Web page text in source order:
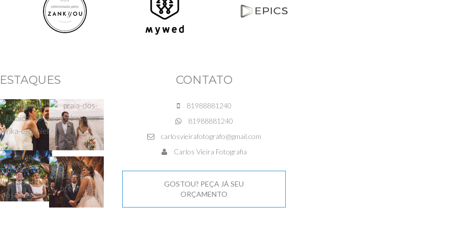
CONTATO
81988881240
81988881240
carlosvieirafotografo@gmail.com
Carlos Vieira Fotografia
GOSTOU? PEÇA JÁ SEU
ORÇAMENTO